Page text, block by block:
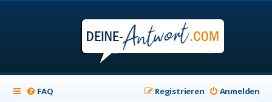
FAQ Anmelden
Registrieren